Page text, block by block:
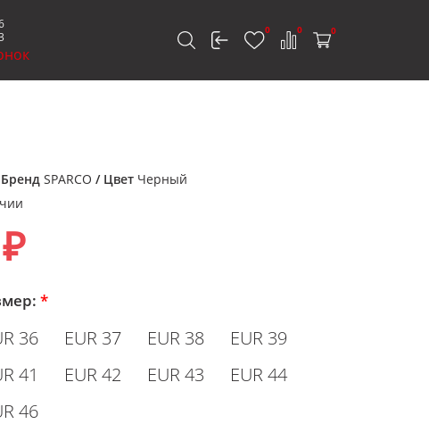
0 0 0
SPARCO / Цвет Черный
*
36 EUR 37 EUR 38
EUR 39
41 EUR 42 EUR 43
EUR 44
46